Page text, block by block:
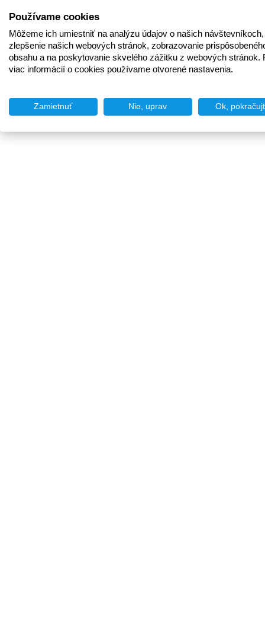
Používame cookies
Môžeme ich umiestniť na analýzu údajov o našich
zlepšenie našich webových stránok, zobrazovanie
obsahu a na poskytovanie skvelého zážitku z webových stránok.
viac informácií o cookies používame otvorené nastavenia.
Zamietnuť Nie, uprav Ok,